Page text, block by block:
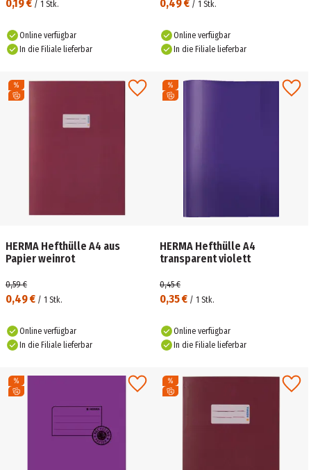
0,19 € / 1 Stk.
Online verfügbar
In die Filiale lieferbar
0,49 € / 1 Stk.
Online verfügbar
In die Filiale lieferbar
HERMA Hefthülle A4 aus
Papier weinrot
0,49 € / 1 Stk.
0,59 €
Online verfügbar
In die Filiale lieferbar
HERMA Hefthülle A4
transparent violett
0,35 € / 1 Stk.
0,45 €
Online verfügbar
In die Filiale lieferbar